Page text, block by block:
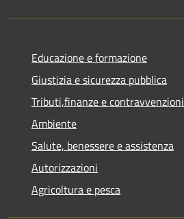
Educazione e formazione
Giustizia e sicurezza pubblica
Tributi,finanze e contravvenzioni
Ambiente
Salute, benessere e assistenza
Autorizzazioni
Agricoltura e pesca